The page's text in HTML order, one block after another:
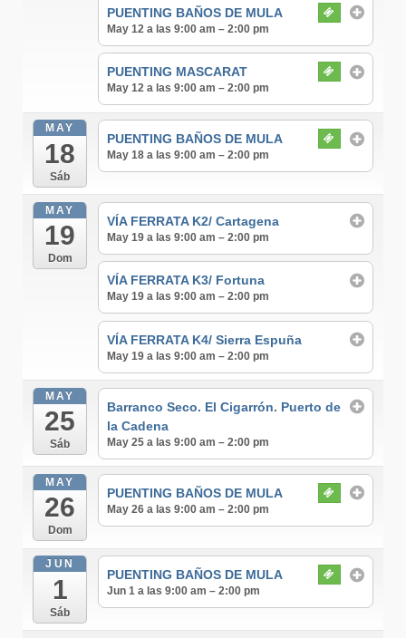
PUENTING BAÑOS DE MULA
May 12 a las 9:00 am – 2:00 pm
PUENTING MASCARAT
May 12 a las 9:00 am – 2:00 pm
MAY
18
Sáb
PUENTING BAÑOS DE MULA
May 18 a las 9:00 am – 2:00 pm
MAY
19
Dom
VÍA FERRATA K2/ Cartagena
May 19 a las 9:00 am – 2:00 pm
VÍA FERRATA K3/ Fortuna
May 19 a las 9:00 am – 2:00 pm
VÍA FERRATA K4/ Sierra Espuña
May 19 a las 9:00 am – 2:00 pm
MAY
25
Sáb
Barranco Seco. El Cigarrón. Puerto de
la Cadena
May 25 a las 9:00 am – 2:00 pm
MAY
26
Dom
PUENTING BAÑOS DE MULA
May 26 a las 9:00 am – 2:00 pm
JUN
1
Sáb
PUENTING BAÑOS DE MULA
Jun 1 a las 9:00 am – 2:00 pm